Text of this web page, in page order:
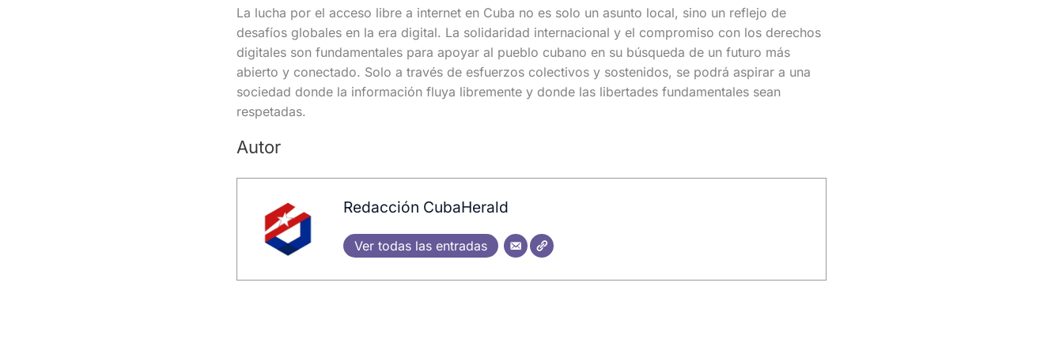
La lucha por el acceso libre a internet en Cuba no es solo un asunto local, sino un reflejo de
desafíos globales en la era digital. La solidaridad internacional y el compromiso con los derechos
digitales son fundamentales para apoyar al pueblo cubano en su búsqueda de un futuro más
abierto y conectado. Solo a través de esfuerzos colectivos y sostenidos, se podrá aspirar a una
sociedad donde la información fluya libremente y donde las libertades fundamentales sean
respetadas.
Autor
Redacción CubaHerald
Ver todas las entradas